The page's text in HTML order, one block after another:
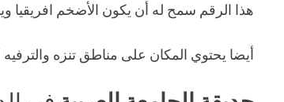
هذا الرقم سمح له أن يكون الأضخم افريقيا
أيضا يحتوي المكان على مناطق تنزه والترفيه